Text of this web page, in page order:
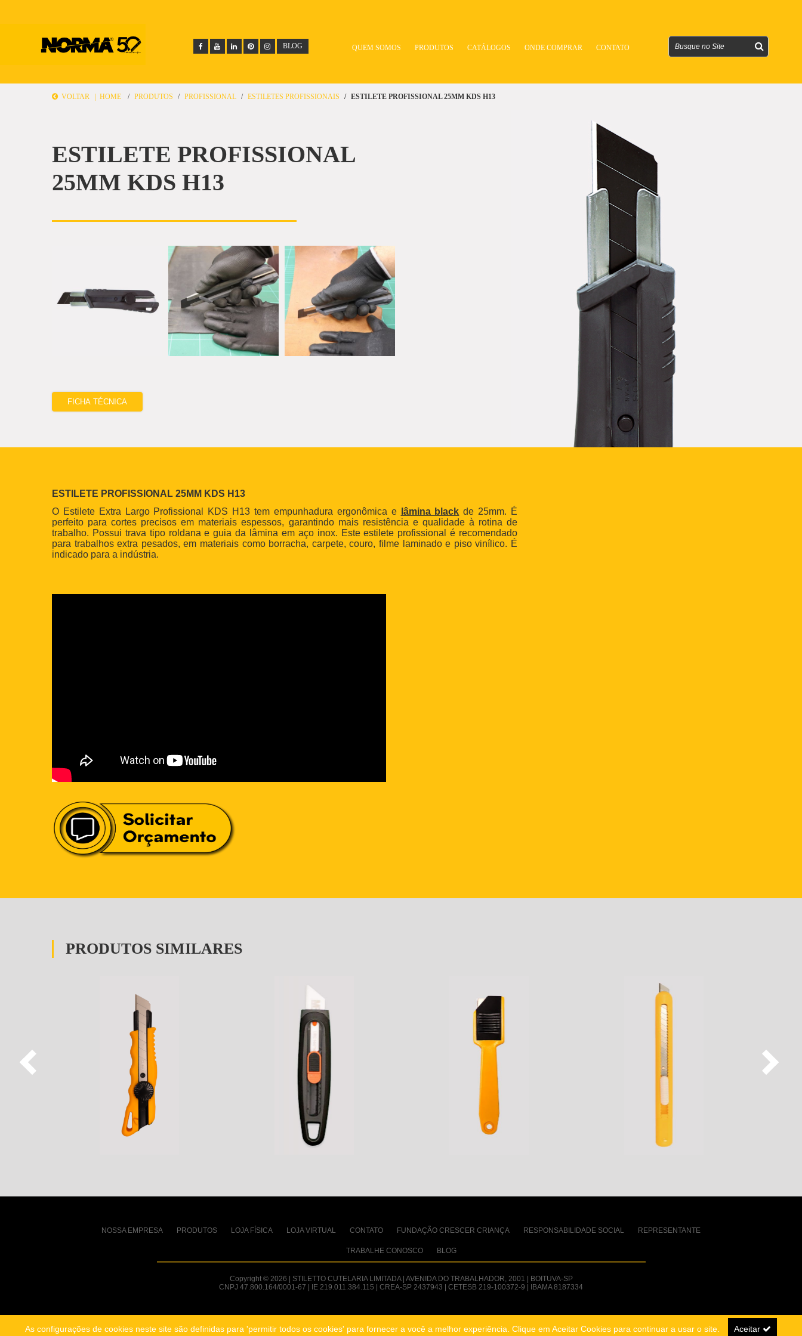
BLOG QUEM SOMOS PRODUTOS CATÁLOGOS ONDE COMPRAR CONTATO
VOLTAR | HOME PRODUTOS PROFISSIONAL ESTILETES PROFISSIONAIS ESTILETE PROFISSIONAL 25MM KDS H13
ESTILETE PROFISSIONAL
25MM KDS H13
FICHA TÉCNICA
ESTILETE PROFISSIONAL 25MM KDS H13
O Estilete Extra Largo Profissional KDS H13 tem empunhadura ergonômica e
lâmina black de 25mm. É
perfeito para cortes precisos em materiais espessos, garantindo mais resistência e qualidade à rotina de
trabalho. Possui trava tipo roldana e guia da lâmina em aço inox. Este estilete profissional é recomendado
para trabalhos extra pesados, em materiais como borracha, carpete, couro, filme laminado e piso vinílico. É
indicado para a indústria.
PRODUTOS SIMILARES
NOSSA EMPRESA PRODUTOS LOJA FÍSICA LOJA VIRTUAL CONTATO FUNDAÇÃO CRESCER CRIANÇA RESPONSABILIDADE SOCIAL REPRESENTANTE
TRABALHE CONOSCO BLOG
Copyright © 2026 | STILETTO CUTELARIA LIMITADA | AVENIDA DO TRABALHADOR, 2001 | BOITUVA-SP
CNPJ 47.800.164/0001-67 | IE 219.011.384.115 | CREA-SP 2437943 | CETESB 219-100372-9 | IBAMA 8187334
As configurações de cookies neste site são definidas para 'permitir todos os cookies' para fornecer a você a melhor experiência. Clique em Aceitar Cookies para continuar a usar o site. Aceitar